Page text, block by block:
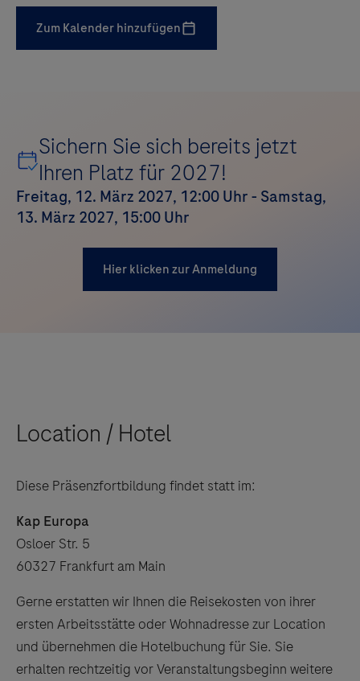
Zum Kalender hinzufügen
Sichern Sie sich bereits jetzt
Ihren Platz für 2027!
Freitag, 12. März 2027, 12:00 Uhr - Samstag,
13. März 2027, 15:00 Uhr
Hier klicken zur Anmeldung
Location / Hotel
Diese Präsenzfortbildung findet statt im:
Kap Europa
Osloer Str. 5
60327 Frankfurt am Main
Gerne erstatten wir Ihnen die Reisekosten von ihrer
ersten Arbeitsstätte oder Wohnadresse zur Location
und übernehmen die Hotelbuchung für Sie. Sie
erhalten rechtzeitig vor Veranstaltungsbeginn weitere